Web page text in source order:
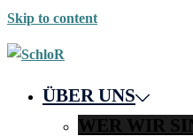
Skip to content
ÜBER UNS
WER WIR